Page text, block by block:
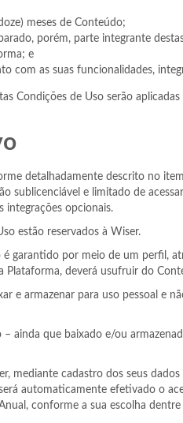
meses de Conteúdo;
porém, parte integrante
e
com as suas funcionalidades,
Condições de Uso serão
detalhadamente descrito no
sublicenciável e limitado de
integrações opcionais.
estão reservados à Wiser.
garantido por meio de um perfil,
Plataforma, deverá usufruir do
e armazenar para uso pessoal e
ainda que baixado e/ou
mediante cadastro dos seus
automaticamente efetivado o
conforme a sua escolha dentre